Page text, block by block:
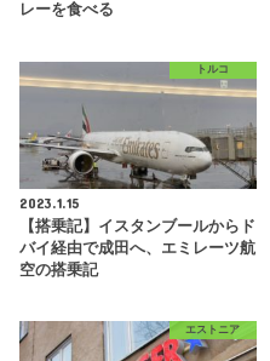
レーを食べる
トルコ
2023.1.15
【搭乗記】イスタンブールからド
バイ経由で成田へ、エミレーツ航
空の搭乗記
エストニア